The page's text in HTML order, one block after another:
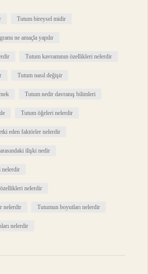
Tutum bireysel midir
ne amaçla yapılır
Tutum kavramının özellikleri nelerdir
Tutum nasıl değişir
Tutum nedir davranış bilimleri
Tutum öğeleri nelerdir
eden faktörler nelerdir
ilişki nedir
nelerdir
özellikleri nelerdir
nelerdir Tutumun boyutları nelerdir
nelerdir